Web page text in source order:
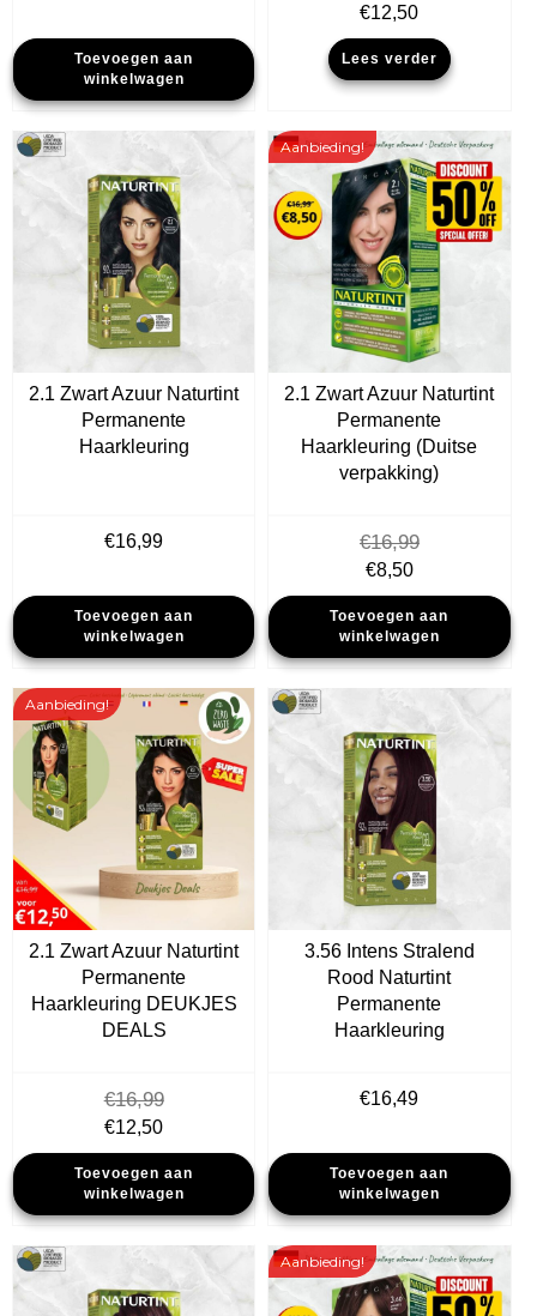
Toevoegen aan
winkelwagen
Oorspronkelijke
prijs
was:
€16,99.
€12,50Huidige
prijs
is:
€12,50.
Lees verder
2.1 Zwart Azuur Naturtint
Permanente
Haarkleuring
€16,99
Toevoegen aan
winkelwagen
2.1 Zwart Azuur Naturtint
Permanente
Haarkleuring (Duitse
verpakking)
€16,99
Oorspronkelijke
prijs
was:
€16,99.
€8,50Huidige
prijs
is:
€8,50.
Toevoegen aan
winkelwagen
Aanbieding!
2.1 Zwart Azuur Naturtint
Permanente
Haarkleuring DEUKJES
DEALS
€16,99
Oorspronkelijke
prijs
was:
€16,99.
€12,50Huidige
prijs
is:
€12,50.
Toevoegen aan
winkelwagen
Aanbieding!
3.56 Intens Stralend
Rood Naturtint
Permanente
Haarkleuring
€16,49
Toevoegen aan
winkelwagen
Aanbieding!